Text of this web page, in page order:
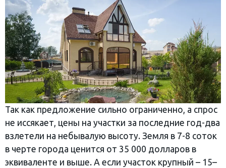
Так как предложение сильно ограниченно, а спрос
не иссякает, цены на участки за последние год-два
взлетели на небывалую высоту. Земля в 7-8 соток
в черте города ценится от 35 000 долларов в
эквиваленте и выше. А если участок крупный – 15–